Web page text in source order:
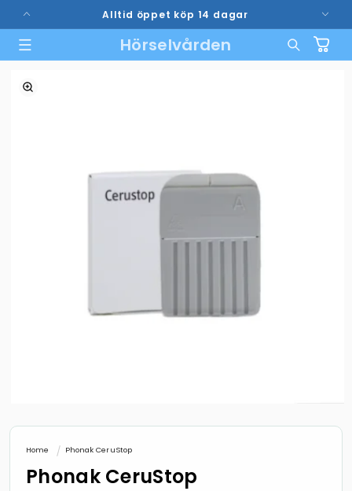
vidare
innehåll
Alltid öppet köp 14 dagar
Hörselvården Varukorg
till
1
modalfönster
Home Phonak CeruStop
Phonak CeruStop